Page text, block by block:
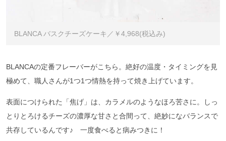
BLANCA バスクチーズケーキ／￥4,968(税込み)
BLANCAの定番フレーバーがこちら。絶好の温度・タイミングを見
極めて、職人さんが1つ1つ情熱を持って焼き上げています。
表面につけられた「焦げ」は、カラメルのようなほろ苦さに。しっ
とりとろけるチーズの濃厚な甘さと合間って、絶妙になバランスで
共存しているんです♪ 一度食べると病みつきに！